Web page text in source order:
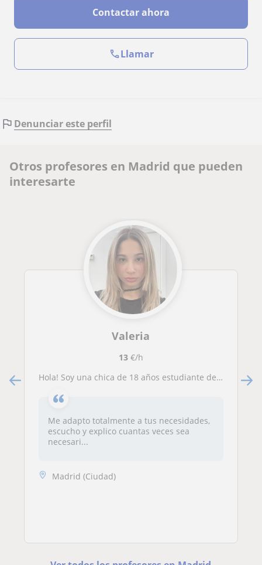
Contactar ahora
Llamar
Denunciar este perfil
Otros profesores en Madrid que pueden
interesarte
Valeria
13€/h
Hola! Soy una chica de 18 años estudiante de bachillerato, se me da bien los niños y tengo mucha paciencia a la hora de enseñar
Me adapto totalmente a tus necesidades,
escucho y explico cuantas veces sea
necesari...
Madrid (Ciudad)